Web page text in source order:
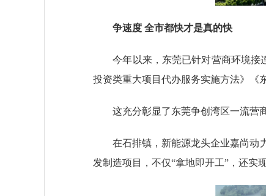
争速度 全市都快才是真的快
今年以来，东莞已针对营商环境接连
投资类重大项目代办服务实施方法》《
这充分彰显了东莞争创湾区一流营商
在石排镇，新能源龙头企业嘉尚动力
发制造项目，不仅“拿地即开工”，还实